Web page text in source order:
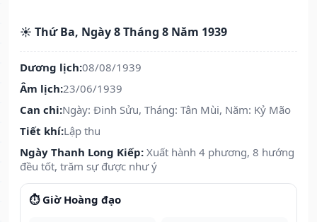
☀️ Thứ Ba, Ngày 8 Tháng 8 Năm 1939
Dương lịch:08/08/1939
Âm lịch:23/06/1939
Can chi:Ngày: Đinh Sửu, Tháng: Tân Mùi, Năm: Kỷ Mão
Tiết khí:Lập thu
Ngày Thanh Long Kiếp: Xuất hành 4 phương, 8 hướng
đều tốt, trăm sự được như ý
⏱️ Giờ Hoàng đạo